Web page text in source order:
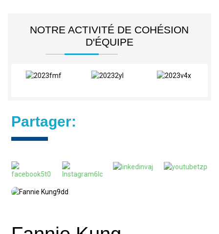
NOTRE ACTIVITÉ DE COHÉSION
D'ÉQUIPE
Partager: